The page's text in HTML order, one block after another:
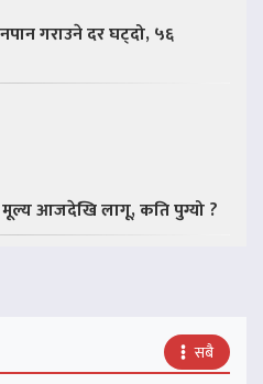
गराउने दर घट्दो, ५६
आजदेखि लागू, कति पुग्यो ?
सबै